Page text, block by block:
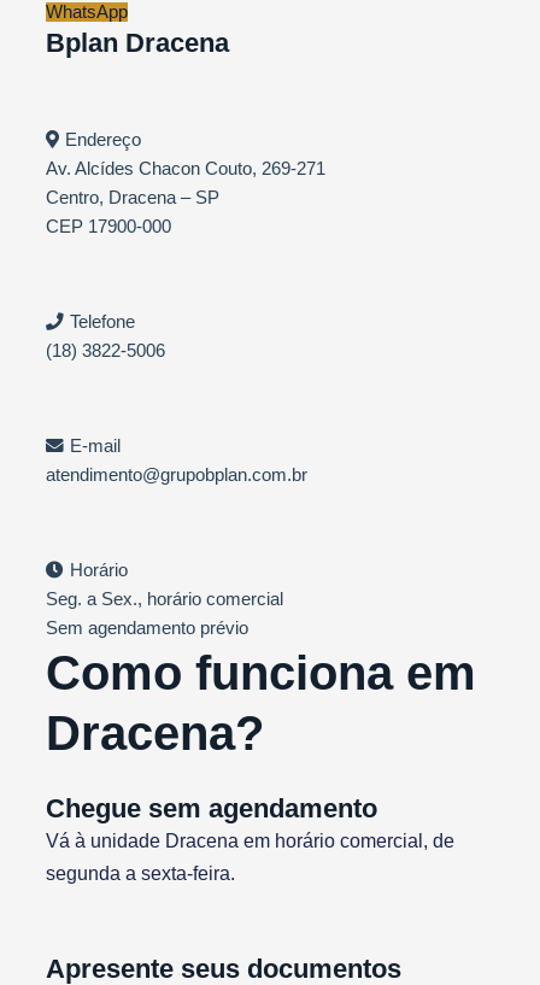
WhatsApp
Bplan Dracena
Endereço
Av. Alcídes Chacon Couto, 269-271
Centro, Dracena – SP
CEP 17900-000
Telefone
(18) 3822-5006
E-mail
atendimento@grupobplan.com.br
Horário
Seg. a Sex., horário comercial
Sem agendamento prévio
Como funciona em
Dracena?
Chegue sem agendamento
Vá à unidade Dracena em horário comercial, de
segunda a sexta-feira.
Apresente seus documentos